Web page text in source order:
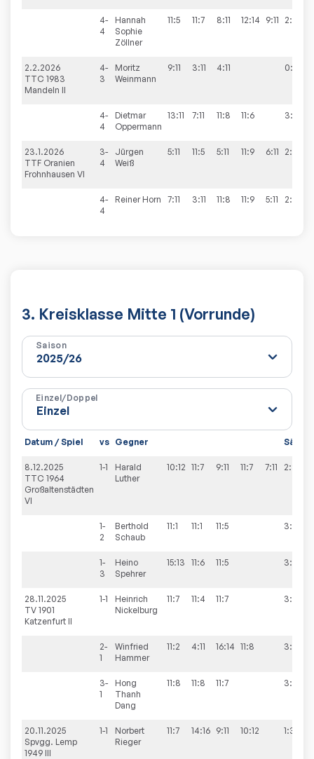
4-
4
Hannah
Sophie
Zöllner
11:5 11:7 8:11 12:14 9:11 2:3
2.2.2026
TTC 1983
Mandeln II
4-
3
Moritz
Weinmann
9:11 3:11 4:11 0:3
4-
4
Dietmar
Oppermann
13:11 7:11 11:8 11:6 3:1
23.1.2026
TTF Oranien
Frohnhausen VI
3-
4
Jürgen
Weiß
5:11 11:5 5:11 11:9 6:11 2:3
4-
4
Reiner Horn 7:11 3:11 11:8 11:9 5:11 2:3
3. Kreisklasse Mitte 1 (Vorrunde)
Saison
Einzel/Doppel
Datum / Spiel vs Gegner Sätze
8.12.2025
TTC 1964
Großaltenstädten
VI
1-1
Harald
Luther
10:12 11:7 9:11 11:7 7:11 2:3
1-
2
Berthold
Schaub
11:1 11:1 11:5 3:0
1-
3
Heino
Spehrer
15:13 11:6 11:5 3:0
28.11.2025
TV 1901
Katzenfurt II
1-1
Heinrich
Nickelburg
11:7 11:4 11:7 3:0
2-
1
Winfried
Hammer
11:2 4:11 16:14 11:8 3:1
3-
1
Hong
Thanh
Dang
11:8 11:8 11:7 3:0
20.11.2025
Spvgg. Lemp
1949 III
1-1
Norbert
Rieger
11:7 14:16 9:11 10:12 1:3